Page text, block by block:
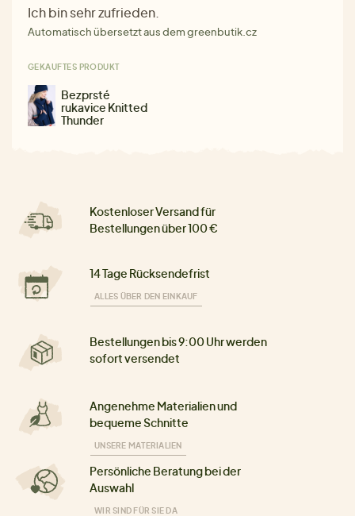
Ich bin sehr zufrieden.
Automatisch übersetzt aus dem greenbutik.cz
GEKAUFTES PRODUKT
Bezprsté
rukavice Knitted
Thunder
Kostenloser Versand für
Bestellungen über 100 €
14 Tage Rücksendefrist
ALLES ÜBER DEN EINKAUF
Bestellungen bis 9:00 Uhr werden
sofort versendet
Angenehme Materialien und
bequeme Schnitte
UNSERE MATERIALIEN
Persönliche Beratung bei der
Auswahl
WIR SIND FÜR SIE DA